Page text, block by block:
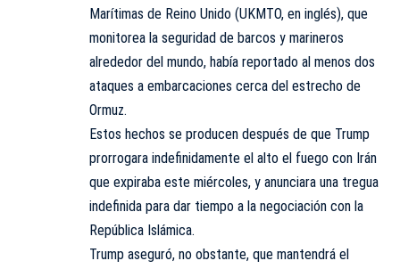
Marítimas de Reino Unido (UKMTO, en inglés), que
monitorea la seguridad de barcos y marineros
alrededor del mundo, había reportado al menos dos
ataques a embarcaciones cerca del estrecho de
Ormuz.
Estos hechos se producen después de que Trump
prorrogara indefinidamente el alto el fuego con Irán
que expiraba este miércoles, y anunciara una tregua
indefinida para dar tiempo a la negociación con la
República Islámica.
Trump aseguró, no obstante, que mantendrá el